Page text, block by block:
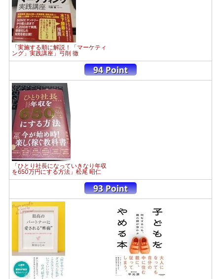
「実施する順に解説！「マーケティ
ング」実践講座」弓削 徹
「ひとり社長になっていきなり年収
を650万円にする方法」松尾 昭仁